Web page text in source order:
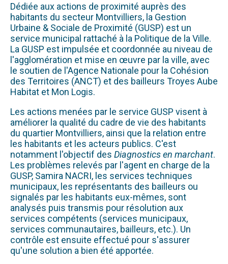
Dédiée aux actions de proximité auprès des
habitants du secteur Montvilliers, la Gestion
Urbaine & Sociale de Proximité (GUSP) est un
service municipal rattaché à la Politique de la Ville.
La GUSP est impulsée et coordonnée au niveau de
l'agglomération et mise en œuvre par la ville, avec
le soutien de l'Agence Nationale pour la Cohésion
des Territoires (ANCT) et des bailleurs Troyes Aube
Habitat et Mon Logis.
Les actions menées par le service GUSP visent à
améliorer la qualité du cadre de vie des habitants
du quartier Montvilliers, ainsi que la relation entre
les habitants et les acteurs publics. C'est
notamment l'objectif des Diagnostics en marchant.
Les problèmes relevés par l'agent en charge de la
GUSP, Samira NACRI, les services techniques
municipaux, les représentants des bailleurs ou
signalés par les habitants eux-mêmes, sont
analysés puis transmis pour résolution aux
services compétents (services municipaux,
services communautaires, bailleurs, etc.). Un
contrôle est ensuite effectué pour s'assurer
qu'une solution a bien été apportée.